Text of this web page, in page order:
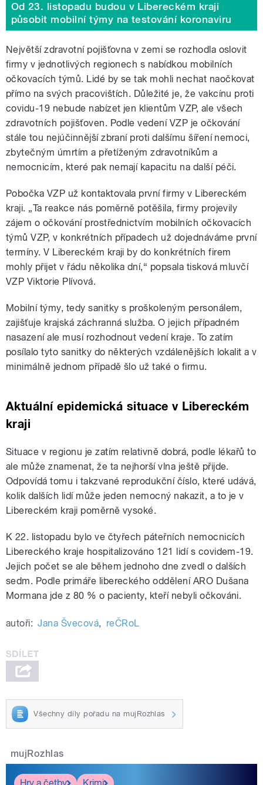
Od 23. listopadu budou v Libereckém kraji
působit mobilní týmy na testování koronaviru
Největší zdravotní pojišťovna v zemi se rozhodla oslovit
firmy v jednotlivých regionech s nabídkou mobilních
očkovacích týmů. Lidé by se tak mohli nechat naočkovat
přímo na svých pracovištích. Důležité je, že vakcínu proti
covidu-19 nebude nabízet jen klientům VZP, ale všech
zdravotních pojišťoven. Podle vedení VZP je očkování
stále tou nejúčinnější zbraní proti dalšímu šíření nemoci,
zbytečným úmrtím a přetíženým zdravotníkům a
nemocnicím, které pak nemají kapacitu na další péči.
Pobočka VZP už kontaktovala první firmy v Libereckém
kraji. „Ta reakce nás poměrně potěšila, firmy projevily
zájem o očkování prostřednictvím mobilních očkovacích
týmů VZP, v konkrétních případech už dojednáváme první
termíny. V Libereckém kraji by do konkrétních firem
mohly přijet v řádu několika dní,“ popsala tisková mluvčí
VZP Viktorie Plívová.
Mobilní týmy, tedy sanitky s proškoleným personálem,
zajišťuje krajská záchranná služba. O jejich případném
nasazení ale musí rozhodnout vedení kraje. To zatím
posílalo tyto sanitky do některých vzdálenějších lokalit a v
minimálně jednom případě šlo už také o firmu.
Aktuální epidemická situace v Libereckém
kraji
Situace v regionu je zatím relativně dobrá, podle lékařů to
ale může znamenat, že ta nejhorší vlna ještě přijde.
Odpovídá tomu i takzvané reprodukční číslo, které udává,
kolik dalších lidí může jeden nemocný nakazit, a to je v
Libereckém kraji poměrně vysoké.
K 22. listopadu bylo ve čtyřech páteřních nemocnicích
Libereckého kraje hospitalizováno 121 lidí s covidem-19.
Jejich počet se ale během jednoho dne zvedl o dalších
sedm. Podle primáře libereckého oddělení ARO Dušana
Mormana jde z 80 % o pacienty, kteří nebyli očkováni.
autoři: Jana Švecová, reČRoL
Všechny díly pořadu na mujRozhlas
mujRozhlas